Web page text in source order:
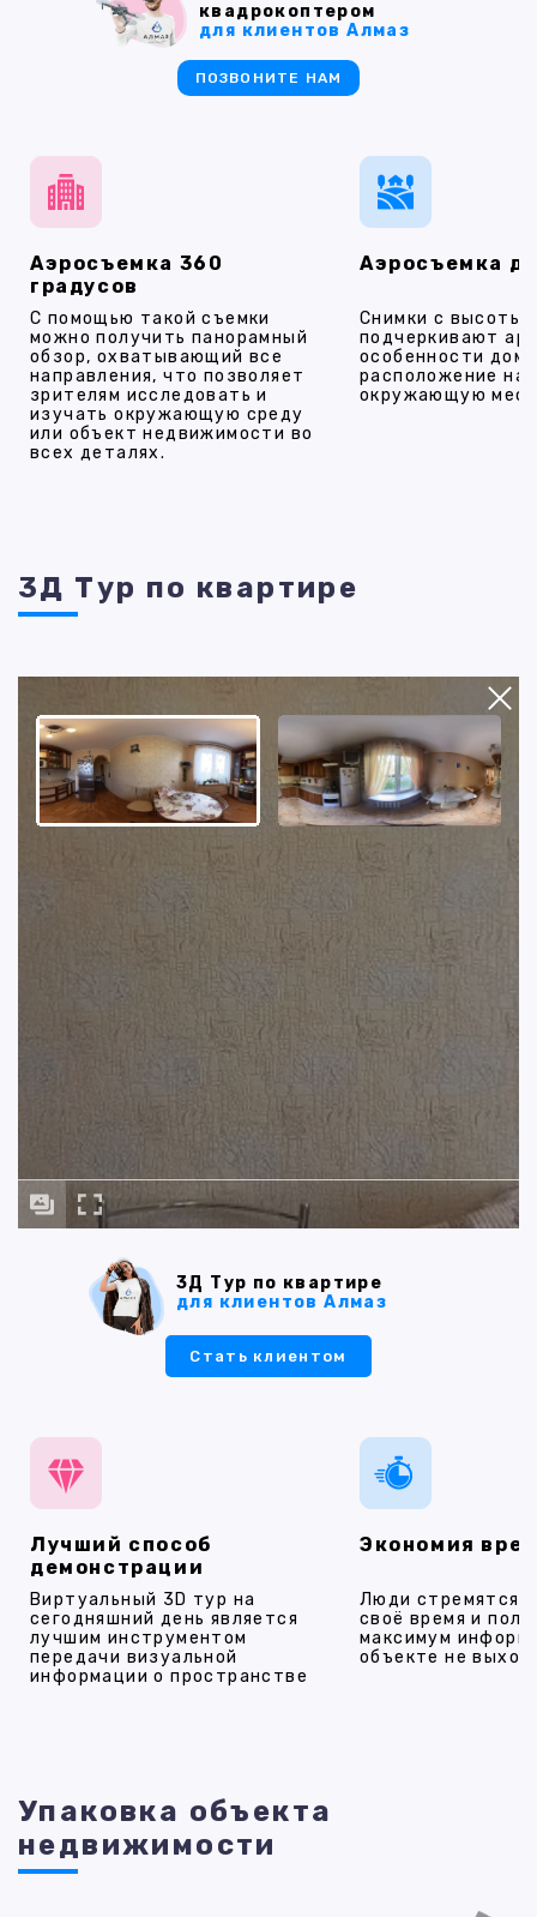
Аэросъемка 360
градусов
С помощью такой съемки
можно получить панорамный
обзор, охватывающий все
направления, что позволяет
зрителям исследовать и
изучать окружающую среду
или объект недвижимости во
всех деталях.
Аэросъемка
Снимки с высоты
подчеркивают
особенности
расположение на
окружающую
квадрокоптером
для клиентов Алмаз
ПОЗВОНИТЕ НАМ
3Д Тур по квартире
3Д Тур по квартире
для клиентов Алмаз
Стать клиентом
Лучший способ
демонстрации
Виртуальный 3D тур на
сегодняшний день является
лучшим инструментом
передачи визуальной
информации о пространстве
Экономия
Люди стремятся
своё время и
максимум
объекте не
Упаковка объекта
недвижимости